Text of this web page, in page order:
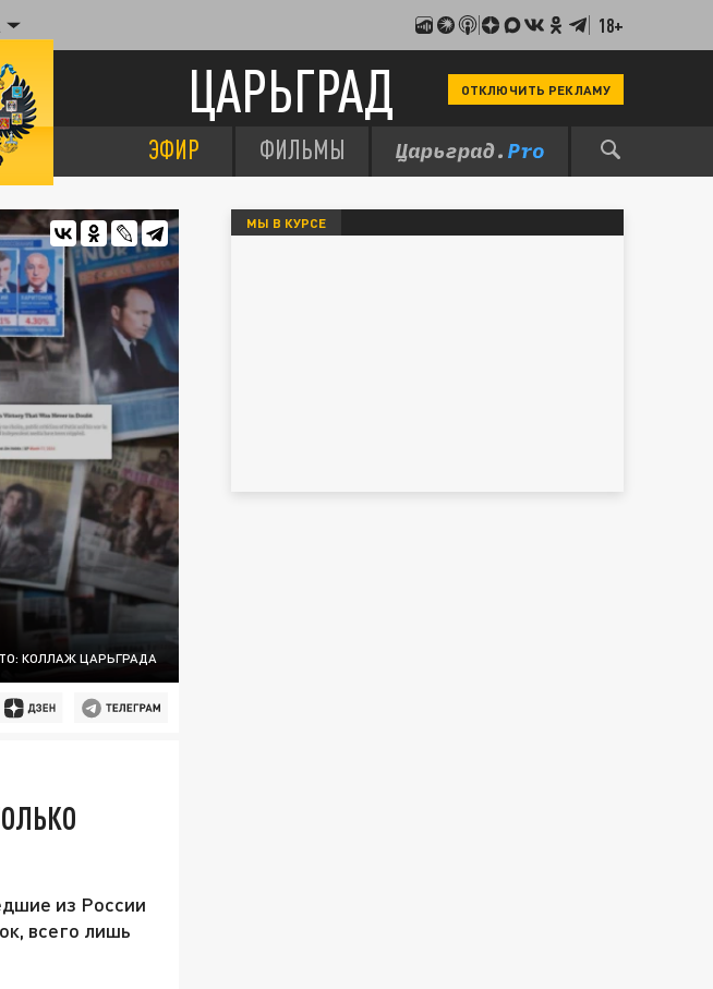
18+
ЦАРЬГРАД ОТКЛЮЧИТЬ РЕКЛАМУ
ЭФИР ФИЛЬМЫ
КОЛЛАЖ ЦАРЬГРАДА
из России
всего лишь
МЫ В КУРСЕ